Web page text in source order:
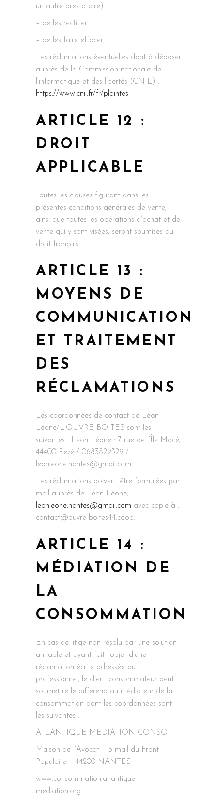
un autre prestataire)
– de les rectifier
– de les faire effacer
Les réclamations éventuelles dont à déposer
auprès de la Commission nationale de
l’informatique et des libertés (CNIL) :
https://www.cnil.fr/fr/plaintes
ARTICLE 12 :
DROIT
APPLICABLE
Toutes les clauses figurant dans les
présentes conditions générales de vente,
ainsi que toutes les opérations d’achat et de
vente qui y sont visées, seront soumises au
droit français.
ARTICLE 13 :
MOYENS DE
COMMUNICATION
ET TRAITEMENT
DES
RÉCLAMATIONS
Les coordonnées de contact de Léon
Léone/L’OUVRE-BOITES sont les
suivantes : Léon Léone : 7 rue de l’Île Macé,
44400 Rezé / 0683829329 /
leonleone.nantes@gmail.com
Les réclamations doivent être formulées par
mail auprès de Léon Léone,
leonleone.nantes@gmail.com avec copie à :
contact@ouvre-boites44.coop.
ARTICLE 14 :
MÉDIATION DE
LA
CONSOMMATION
En cas de litige non résolu par une solution
amiable et ayant fait l’objet d’une
réclamation écrite adressée au
professionnel, le client consommateur peut
soumettre le différend au médiateur de la
consommation dont les coordonnées sont
les suivantes :
ATLANTIQUE MEDIATION CONSO
Maison de l’Avocat – 5 mail du Front
Populaire – 44200 NANTES
www.consommation.atlantique-
mediation.org